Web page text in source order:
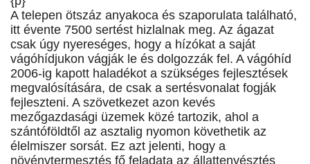
A telepen ötszáz anyakoca és szaporulata található,
itt évente 7500 sertést hizlalnak meg. Az ágazat
csak úgy nyereséges, hogy a hízókat a saját
vágóhídjukon vágják le és dolgozzák fel. A vágóhíd
2006-ig kapott haladékot a szükséges fejlesztések
megvalósítására, de csak a sertésvonalat fogják
fejleszteni. A szövetkezet azon kevés
mezőgazdasági üzemek közé tartozik, ahol a
szántóföldtől az asztalig nyomon követhetik az
élelmiszer sorsát. Ez azt jelenti, hogy a
növénytermesztés fő feladata az állattenyésztés